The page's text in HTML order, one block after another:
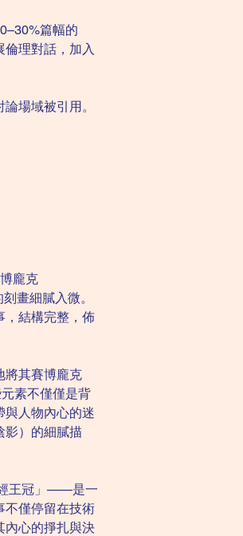
篇幅的
理對話，加入
場域被引用。
龐克
畫細膩入微。
，結構完整，佈
將其賽博龐克
素不僅僅是背
與人物內心的迷
影）的細膩描
王冠」——是一
不僅停留在技術
內心的掙扎與決